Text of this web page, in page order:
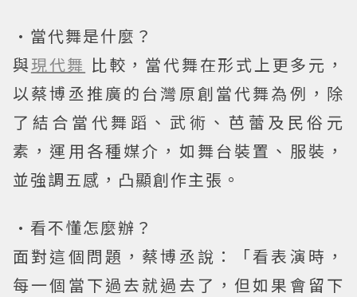
•當代舞是什麼？
與現代舞 比較，當代舞在形式上更多元，
以蔡博丞推廣的台灣原創當代舞為例，除
了結合當代舞蹈、武術、芭蕾及民俗元
素，運用各種媒介，如舞台裝置、服裝，
並強調五感，凸顯創作主張。
•看不懂怎麼辦？
面對這個問題，蔡博丞說：「看表演時，
每一個當下過去就過去了，但如果會留下